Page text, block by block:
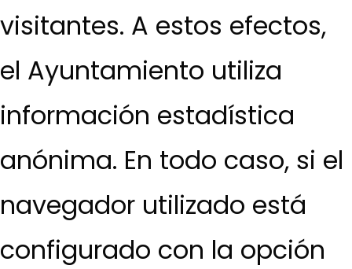
visitantes. A estos efectos,
el Ayuntamiento utiliza
información estadística
anónima. En todo caso, si el
navegador utilizado está
configurado con la opción